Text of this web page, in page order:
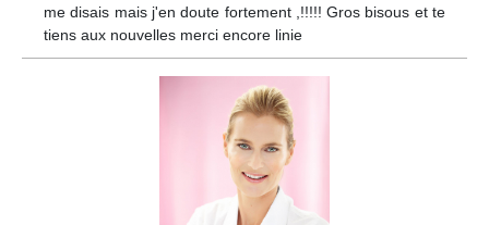
me disais mais j'en doute fortement ,!!!!! Gros bisous et te
tiens aux nouvelles merci encore linie